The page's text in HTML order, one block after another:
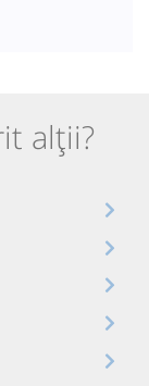
alții?